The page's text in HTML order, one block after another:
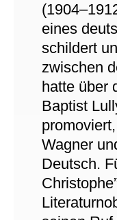
eines
schildert
zwischen
hatte über
Baptist
Wagner
Deutsch.